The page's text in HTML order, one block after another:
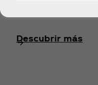
Descubrir más